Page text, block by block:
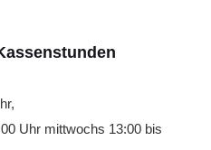
Uhr mittwochs 13:00 bis